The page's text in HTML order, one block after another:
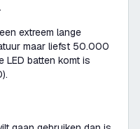
extreem lange
maar liefst 50.000
LED batten komt is